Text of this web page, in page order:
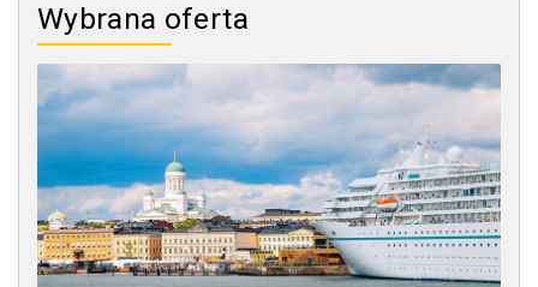
Wybrana oferta